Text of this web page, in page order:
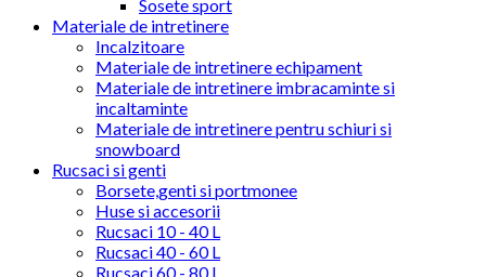
Sosete sport
Materiale de intretinere
Incalzitoare
Materiale de intretinere echipament
Materiale de intretinere imbracaminte si
incaltaminte
Materiale de intretinere pentru schiuri si
snowboard
Rucsaci si genti
Borsete,genti si portmonee
Huse si accesorii
Rucsaci 10 - 40 L
Rucsaci 40 - 60 L
Rucsaci 60 - 80 L